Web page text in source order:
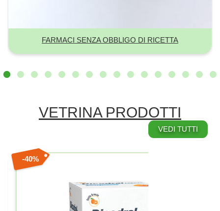
FARMACI SENZA OBBLIGO DI RICETTA
VETRINA PRODOTTI
VEDI TUTTI
40%